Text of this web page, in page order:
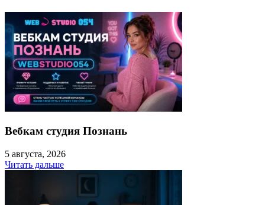
Вебкам студия Познань
5 августа, 2026
Читать дальше